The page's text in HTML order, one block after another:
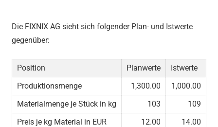
Die FIXNIX AG sieht sich folgender Plan- und Istwerte
gegenüber:
Position Planwerte
Istwerte
Produktionsmenge
1,300.00
1,000.00
Materialmenge je Stück in kg
103
109
Preis je kg Material in EUR
12.00 14.00